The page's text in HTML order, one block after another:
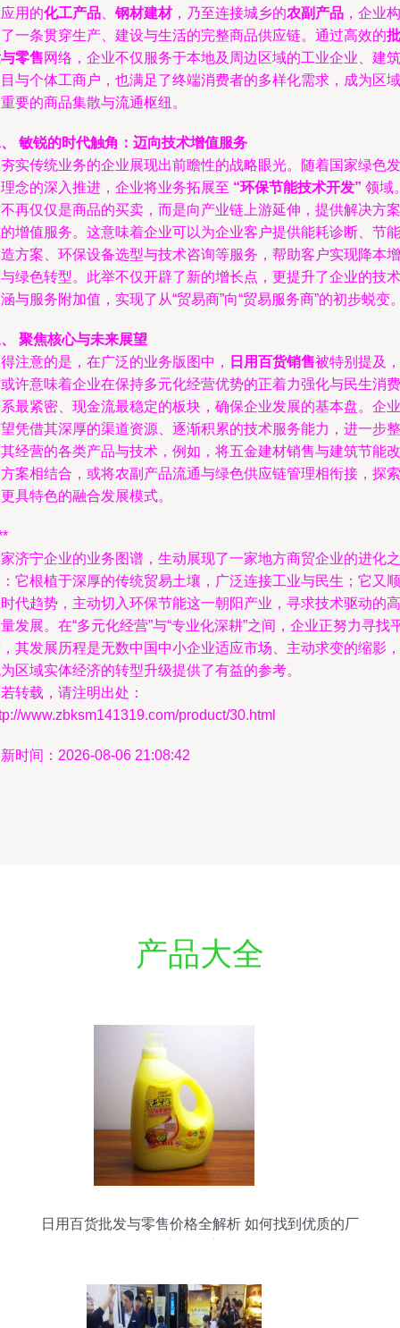
用的化工产品 、钢材建材，乃至连接城乡的农副产品 ，企业构
一条贯穿生产、建设与生活的完整商品供应链。通过高效的批
零售网络，企业不仅服务于本地及周边区域的工业企业、建筑
与个体工商户，也满足了终端消费者的多样化需求，成为区域
要的商品集散与流通枢纽。
敏锐的时代触角：迈向技术增值服务
实传统业务的企业展现出前瞻性的战略眼光。随着国家绿色发
念的深入推进，企业将业务拓展至 “环保节能技术开发” 领域
再仅仅是商品的买卖，而是向产业链上游延伸，提供解决方案
增值服务。这意味着企业可以为企业客户提供能耗诊断、节能
方案、环保设备选型与技术咨询等服务，帮助客户实现降本增
绿色转型。此举不仅开辟了新的增长点，更提升了企业的技术
与服务附加值，实现了从“贸易商”向“贸易服务商”的初步蜕变
聚焦核心与未来展望
注意的是，在广泛的业务版图中，
日用百货销售被特别提及，
许意味着企业在保持多元化经营优势的正着力强化与民生消费
最紧密、现金流最稳定的板块，确保企业发展的基本盘。企业
凭借其深厚的渠道资源、逐渐积累的技术服务能力，进一步整
经营的各类产品与技术，例如，将五金建材销售与建筑节能改
案相结合，或将农副产品流通与绿色供应链管理相衔接，探索
具特色的融合发展模式。
济宁企业的业务图谱，生动展现了一家地方商贸企业的进化之
它根植于深厚的传统贸易土壤，广泛连接工业与民生；它又顺
代趋势，主动切入环保节能这一朝阳产业，寻求技术驱动的高
发展。在“多元化经营”与“专业化深耕”之间，企业正努力寻找
其发展历程是无数中国中小企业适应市场、主动求变的缩影，
区域实体经济的转型升级提供了有益的参考。
转载，请注明出处：
www.zbksm141319.com/product/30.html
时间：2026-08-06 21:08:42
产品大全
日用百货批发与零售价格全解析 如何找到优质的厂